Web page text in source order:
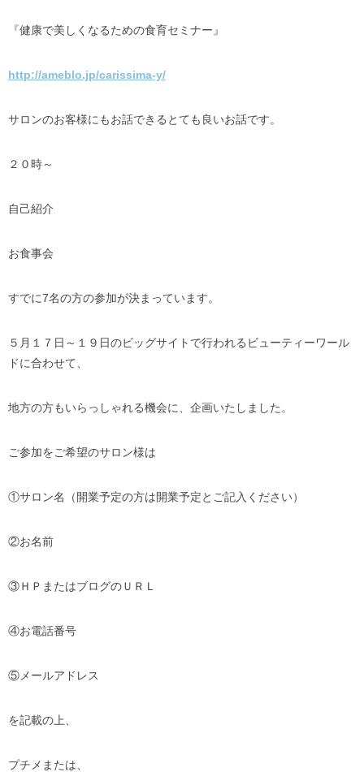
『健康で美しくなるための食育セミナー』
http://ameblo.jp/carissima-y/
サロンのお客様にもお話できるとても良いお話です。
２０時～
自己紹介
お食事会
すでに7名の方の参加が決まっています。
５月１７日～１９日のビッグサイトで行われるビューティーワール
ドに合わせて、
地方の方もいらっしゃれる機会に、企画いたしました。
ご参加をご希望のサロン様は
①サロン名（開業予定の方は開業予定とご記入ください）
②お名前
③ＨＰまたはブログのＵＲＬ
④お電話番号
⑤メールアドレス
を記載の上、
プチメまたは、